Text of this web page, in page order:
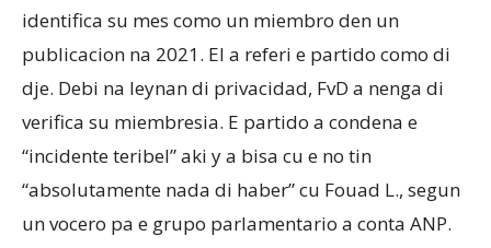
identifica su mes como un miembro den un
publicacion na 2021. El a referi e partido como di
dje. Debi na leynan di privacidad, FvD a nenga di
verifica su miembresia. E partido a condena e
“incidente teribel” aki y a bisa cu e no tin
“absolutamente nada di haber” cu Fouad L., segun
un vocero pa e grupo parlamentario a conta ANP.